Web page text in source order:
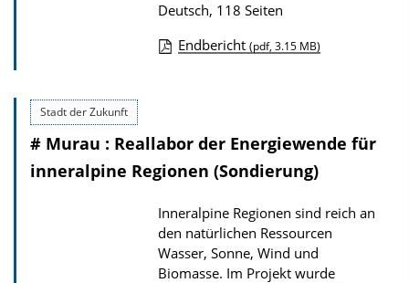
k
a
n
Deutsch, 118 Seiten
n
l
a
d
s
Endbericht (pdf, 3.15 MB)
Stadt der Zukunft
# Murau : Reallabor der Energiewende für
inneralpine Regionen (Sondierung)
Inneralpine Regionen sind reich an
den natürlichen Ressourcen
Wasser, Sonne, Wind und
Biomasse. Im Projekt wurde